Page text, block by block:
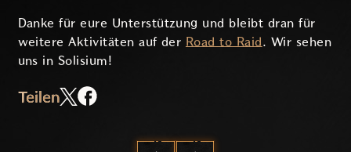
Danke für eure Unterstützung und bleibt dran für
weitere Aktivitäten auf der Road to Raid. Wir sehen
uns in Solisium!
Teilen